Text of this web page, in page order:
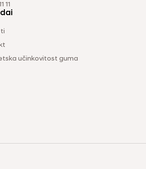
11
učinkovitost guma